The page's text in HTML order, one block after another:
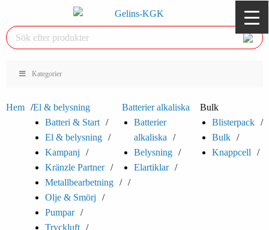
Kategorier
Hem
El & belysning
Batteri & Start
El & belysning
Kampanj
Kränzle Partner
Metallbearbetning
Olje & Smörj
Pumpar
Tryckluft
Batterier alkaliska
Batterier
alkaliska
Belysning
Elartiklar
Bulk
Blisterpack
Bulk
Knappcell